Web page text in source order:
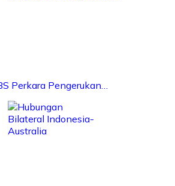
Perkara Pengerukan…